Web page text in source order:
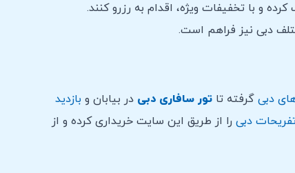
کرده و با تخفیفات ویژه، اقدام به رزرو کنند.
دبی نیز فراهم است.
دبی گرفته تا تور سافاری دبی در بیابان و بازدید
دبی را از طریق این سایت خریداری کرده و از